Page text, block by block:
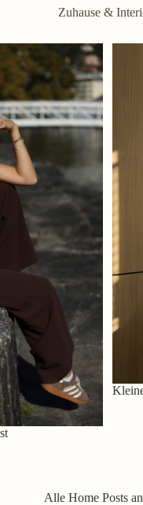
Zuhause &
Alle Home Posts